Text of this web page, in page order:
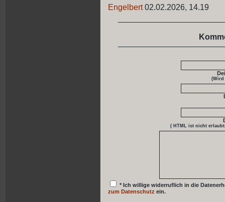
Engelbert02.02.2026, 14.19
(Wird
( HTML ist nicht
* Ich willige widerruflich in die
zum Datenschutz ein.